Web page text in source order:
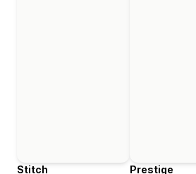
Stitch
Prestige